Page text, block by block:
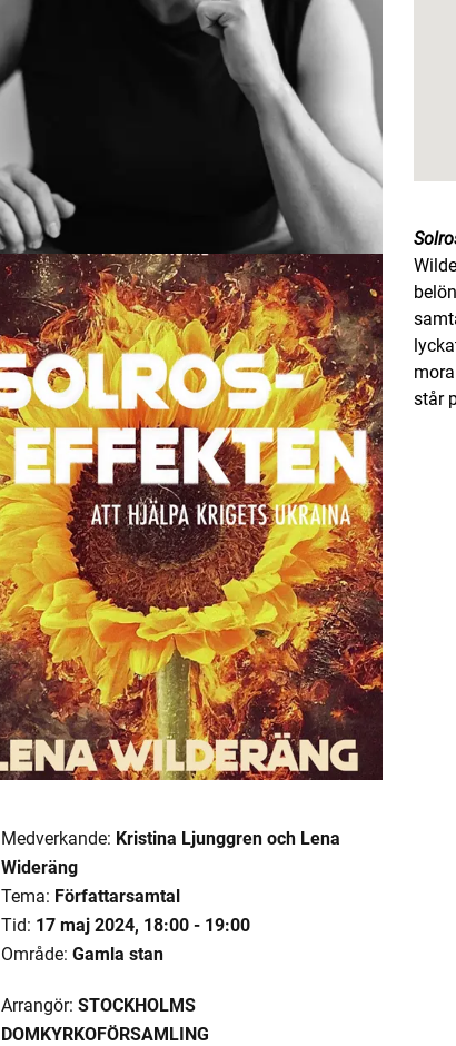
Medverkande: Kristina Ljunggren
Lena
Wideräng
Tema: Författarsamtal
Tid: 17 maj 2024, 18:00 - 19:00
Område: Gamla stan
Arrangör: STOCKHOLMS
DOMKYRKOFÖRSAMLING
står